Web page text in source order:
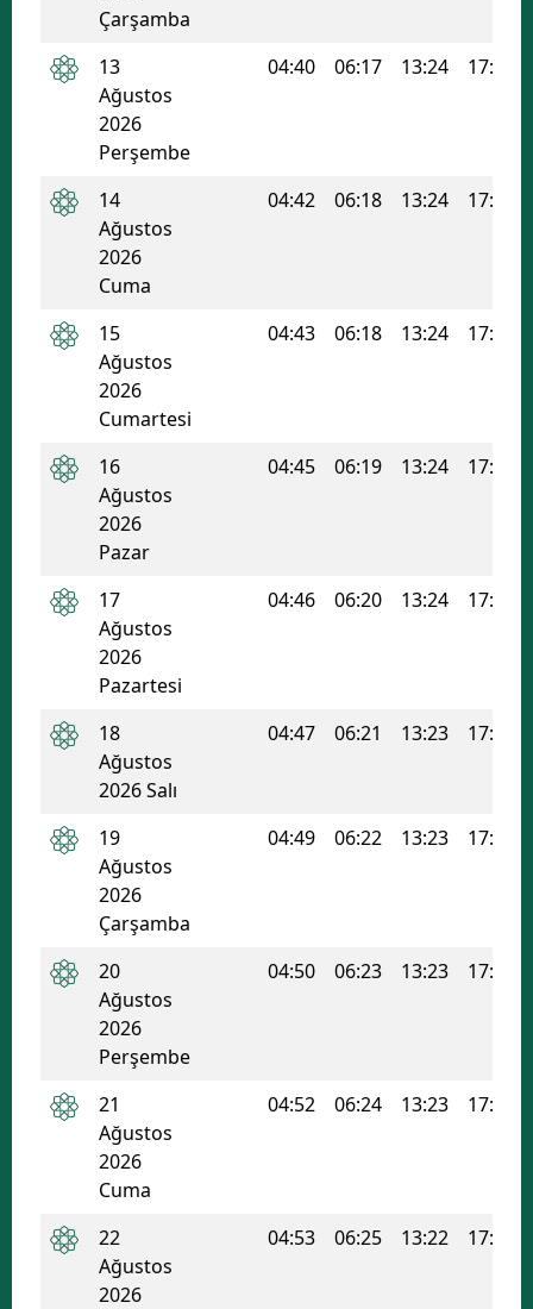
Manisa
Muğla
Sivas
Trabzon
Çarşamba
13
Ağustos
2026
Perşembe
04:40 06:17 13:24 17:13
14
Ağustos
2026
Cuma
04:42 06:18 13:24 17:13
15
Ağustos
2026
Cumartesi
04:43 06:18 13:24 17:12
16
Ağustos
2026
Pazar
04:45 06:19 13:24 17:12
17
Ağustos
2026
Pazartesi
04:46 06:20 13:24 17:11
18
Ağustos
2026 Salı
04:47 06:21 13:23 17:10
19
Ağustos
2026
Çarşamba
04:49 06:22 13:23 17:10
20
Ağustos
2026
Perşembe
04:50 06:23 13:23 17:09
21
Ağustos
2026
Cuma
04:52 06:24 13:23 17:08
22
Ağustos
2026
04:53 06:25 13:22 17:08